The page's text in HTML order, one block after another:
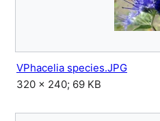
VPhacelia species.JPG
320 × 240; 69 KB